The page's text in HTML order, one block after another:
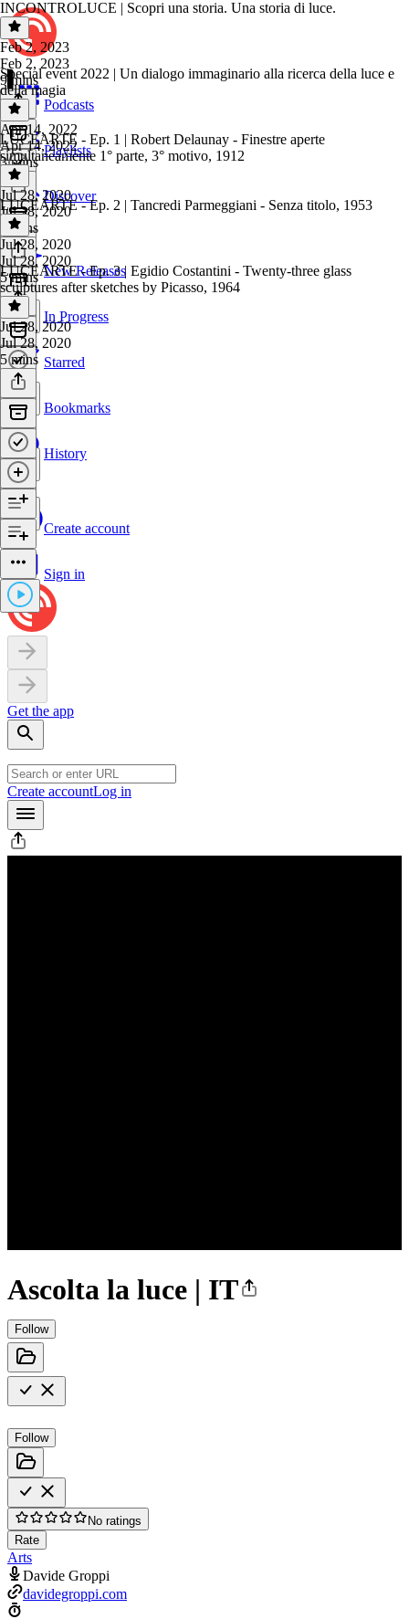
Podcasts
Playlists
Discover
New Releases
In Progress
Starred
Bookmarks
History
Create account
Sign in
Get the app
Create accountLog in
Ascolta la luce | IT
Follow
Follow
No ratings
Rate
Arts
Davide Groppi
davidegroppi.com
INCONTROLUCE | Scopri una storia. Una storia di luce.
Feb 2, 2023
Feb 2, 2023
9 mins
Special event 2022 | Un dialogo immaginario alla ricerca della luce e
della magia
Apr 14, 2022
Apr 14, 2022
3 mins
LUCEARTE - Ep. 1 | Robert Delaunay - Finestre aperte
simultaneamente 1° parte, 3° motivo, 1912
Jul 28, 2020
Jul 28, 2020
6 mins
LUCEARTE - Ep. 2 | Tancredi Parmeggiani - Senza titolo, 1953
Jul 28, 2020
Jul 28, 2020
5 mins
LUCEARTE - Ep. 3 | Egidio Costantini - Twenty-three glass
sculptures after sketches by Picasso, 1964
Jul 28, 2020
Jul 28, 2020
5 mins